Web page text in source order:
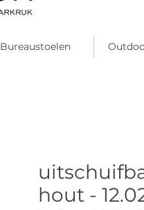
Bureaustoelen
hout -